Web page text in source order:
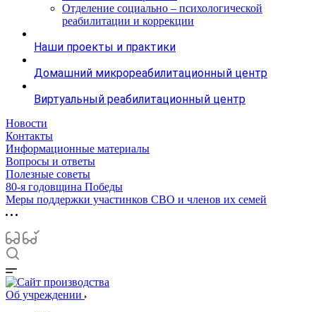
Отделение социально – психологической
реабилитации и коррекции
Наши проекты и практики
Домашний микрореабилитационный центр
Виртуальный реабилитационный центр
Новости
Контакты
Информационные материалы
Вопросы и ответы
Полезные советы
80-я годовщина Победы
Меры поддержки участинков СВО и членов их семей
Об учреждении